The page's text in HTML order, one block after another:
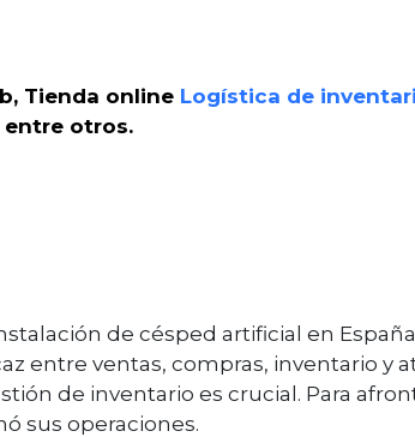
Tienda online Logística de
entre otros.
de césped artificial en
entre ventas, compras, inventario y
de inventario es crucial. Para
sus operaciones.